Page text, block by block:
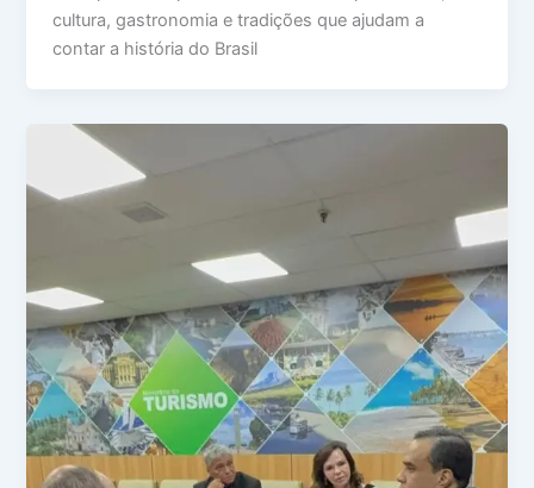
cultura, gastronomia e tradições que ajudam a
contar a história do Brasil